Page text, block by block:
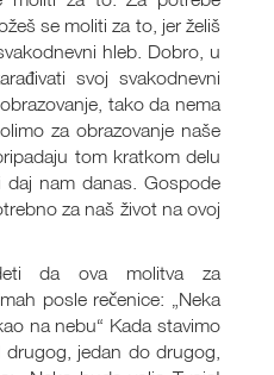
se moliti za to, jer želiš
hleb. Dobro, u
svoj svakodnevni
tako da nema
za obrazovanje naše
tom kratkom delu
daj nam danas. Gospode
za naš život na ovoj
da ova molitva za
posle rečenice: „Neka
na nebu“ Kada stavimo
jedan do drugog,